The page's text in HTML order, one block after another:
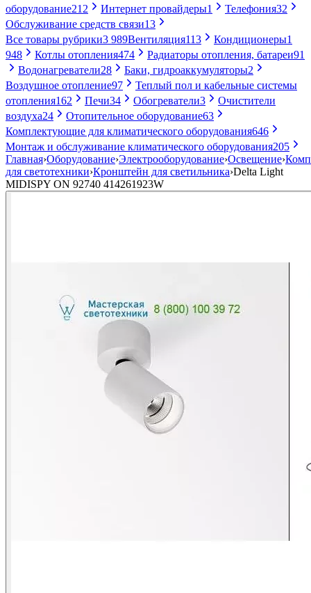
оборудование212 Интернет провайдеры1 Телефония32
Обслуживание средств связи13
Все товары рубрики3 989Вентиляция113 Кондиционеры1
948
Котлы отопления474 Радиаторы отопления, батареи91
Водонагреватели28 Баки, гидроаккумуляторы2
Воздушное отопление97
Теплый пол и кабельные системы
отопления162 Печи34 Обогреватели3
Очистители
воздуха24 Отопительное оборудование63
Комплектующие для климатического оборудования646
Монтаж и обслуживание климатического оборудования205
Главная›Оборудование›Электрооборудование›Освещение›
для светотехники›Кронштейн для светильника›Delta Light
MIDISPY ON 92740 414261923W